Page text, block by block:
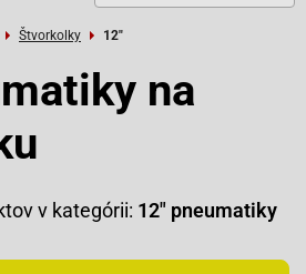
Štvorkolky 12"
na
v kategórii: 12" pneumatiky